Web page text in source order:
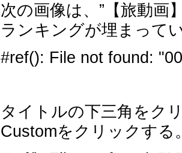
次の画像は、”【旅動画
ランキングが埋まって
#ref(): File not found:
タイトルの下三角をク
Customをクリックする